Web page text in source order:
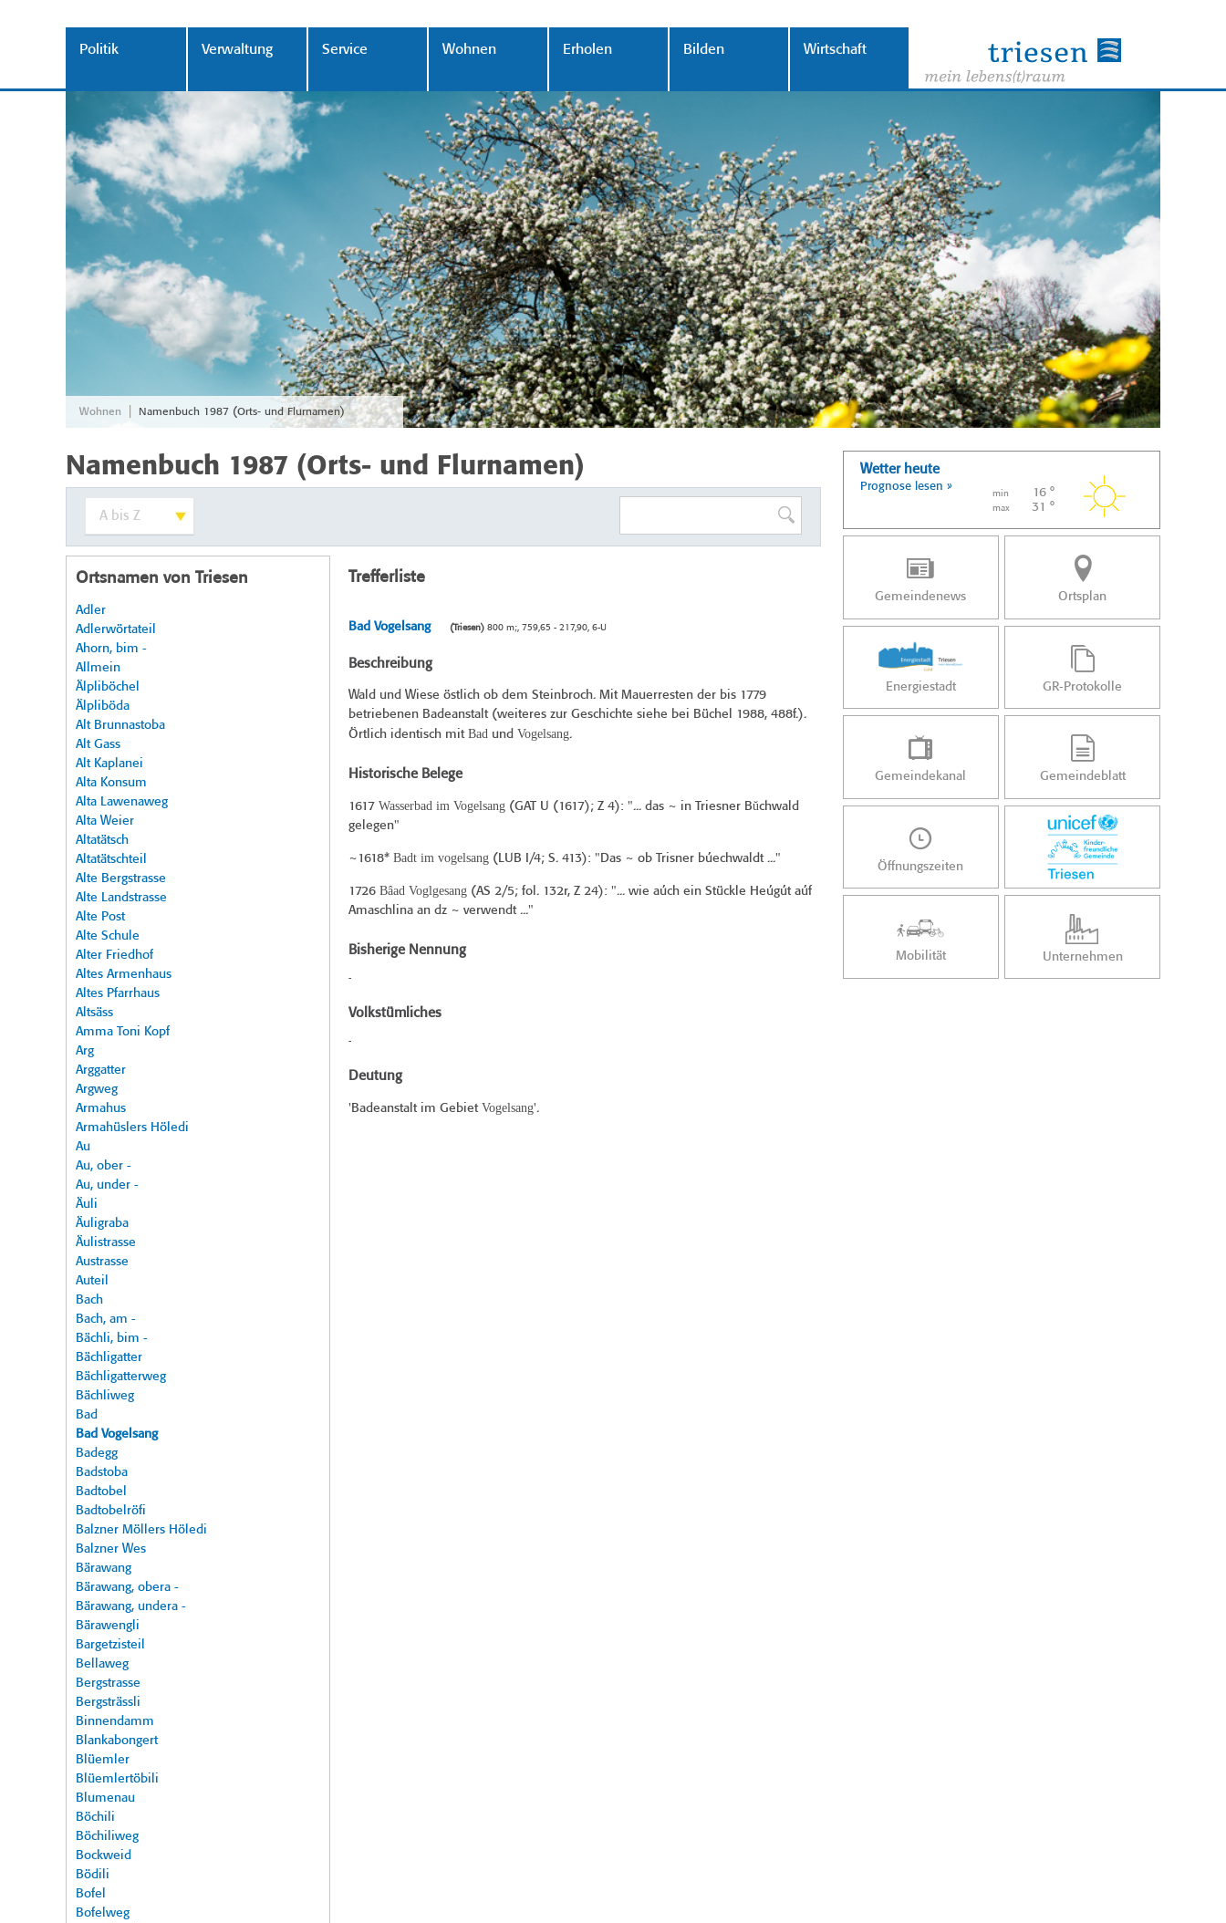
Politik Verwaltung Service Wohnen Erholen Bilden Wirtschaft
Wohnen Namenbuch 1987 (Orts- und Flurnamen)
Namenbuch 1987 (Orts- und Flurnamen)
Ortsnamen von Triesen
Adler
Adlerwörtateil
Ahorn, bim -
Allmein
Älpliböchel
Älpliböda
Alt Brunnastoba
Alt Gass
Alt Kaplanei
Alta Konsum
Alta Lawenaweg
Alta Weier
Altatätsch
Altatätschteil
Alte Bergstrasse
Alte Landstrasse
Alte Post
Alte Schule
Alter Friedhof
Altes Armenhaus
Altes Pfarrhaus
Altsäss
Amma Toni Kopf
Arg
Arggatter
Argweg
Armahus
Armahüslers Höledi
Au
Au, ober -
Au, under -
Äuli
Äuligraba
Äulistrasse
Austrasse
Auteil
Bach
Bach, am -
Bächli, bim -
Bächligatter
Bächligatterweg
Bächliweg
Bad
Bad Vogelsang
Badegg
Badstoba
Badtobel
Badtobelröfi
Balzner Möllers Höledi
Balzner Wes
Bärawang
Bärawang, obera -
Bärawang, undera -
Bärawengli
Bargetzisteil
Bellaweg
Bergstrasse
Bergsträssli
Binnendamm
Blankabongert
Blüemler
Blüemlertöbili
Blumenau
Böchili
Böchiliweg
Bockweid
Bödili
Bofel
Bofelweg
Trefferliste
Bad Vogelsang (Triesen)800 m;, 759,65 - 217,90, 6-U
Beschreibung
Wald und Wiese östlich ob dem Steinbroch. Mit Mauerresten der bis 1779
betriebenen Badeanstalt (weiteres zur Geschichte siehe bei Büchel 1988, 488f.).
Örtlich identisch mit Badund Vogelsang.
Historische Belege
1617 Wasserbad im Vogelsang(GAT U (1617); Z 4): "... das ~ in Triesner Bŭchwald
gelegen"
~1618* Badt im vogelsang( LUB I/4; S. 413): "Das ~ ob Trisner búechwaldt ..."
1726 Bâad Voglgesang(AS 2/5; fol. 132r, Z 24): "... wie aúch ein Stückle Heúgút aúf
Amaschlina an dz ~ verwendt ..."
Bisherige Nennung
-
Volkstümliches
-
Deutung
'Badeanstalt im Gebiet Vogelsang'.
Wetter heute
Prognose lesen »
min 16 °
max 31 °
Gemeindenews Ortsplan
Energiestadt GR-Protokolle
Gemeindekanal Gemeindeblatt
Öffnungszeiten
Mobilität Unternehmen